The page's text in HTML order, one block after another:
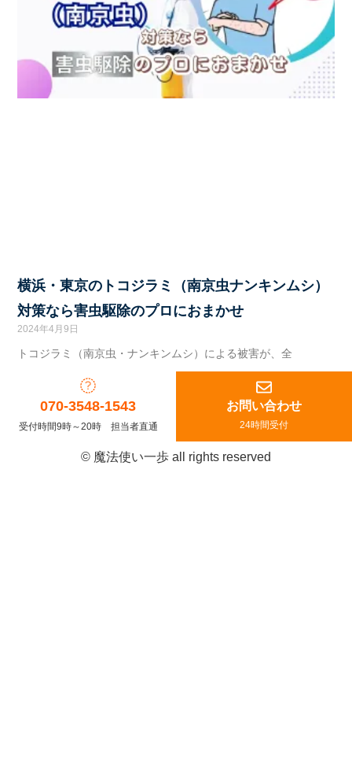
横浜・東京のトコジラミ（南京虫ナンキンムシ）
対策なら害虫駆除のプロにおまかせ
2024年4月9日
トコジラミ（南京虫・ナンキンムシ）による被害が、全
070-3548-1543
受付時間9時～20時 担当者直通
お問い合わせ
24時間受付
© 魔法使い一歩 all rights reserved